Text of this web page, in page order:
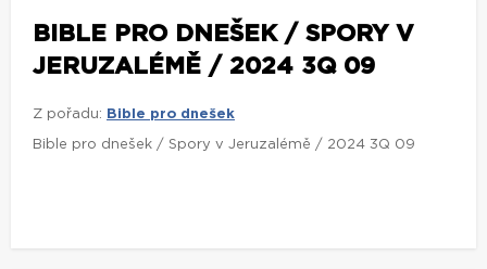
BIBLE PRO DNEŠEK / SPORY V
JERUZALÉMĚ / 2024 3Q 09
Z pořadu: Bible pro dnešek
Bible pro dnešek / Spory v Jeruzalémě / 2024 3Q 09